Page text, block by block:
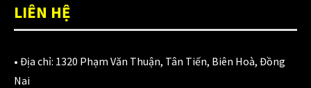
LIÊN HỆ
• Địa chỉ: 1320 Phạm Văn Thuận, Tân Tiến, Biên Hoà, Đồng
Nai